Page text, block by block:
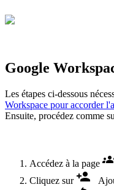
Google
Les étapes ci-dessous
Workspace pour accorder
Ensuite, procédez comme
Accédez à la page
Cliquez sur